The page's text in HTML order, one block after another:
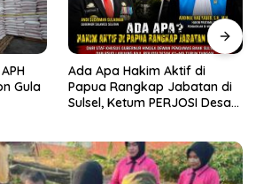
Gula
Ada Apa Hakim Aktif di
Papua Rangkap Jabatan di
Sulsel, Ketum PERJOSI Desak